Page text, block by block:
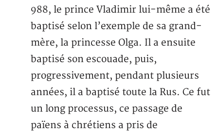
988, le prince Vladimir lui-même a été
baptisé selon l’exemple de sa grand-
mère, la princesse Olga. Il a ensuite
baptisé son escouade, puis,
progressivement, pendant plusieurs
années, il a baptisé toute la Rus. Ce fut
un long processus, ce passage de
païens à chrétiens a pris de